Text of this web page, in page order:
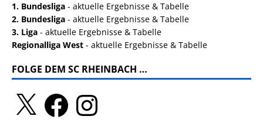
1. Bundesliga - aktuelle Ergebnisse & Tabelle
2. Bundesliga - aktuelle Ergebnisse & Tabelle
3. Liga - aktuelle Ergebnisse & Tabelle
Regionalliga West - aktuelle Ergebnisse & Tabelle
FOLGE DEM SC RHEINBACH …